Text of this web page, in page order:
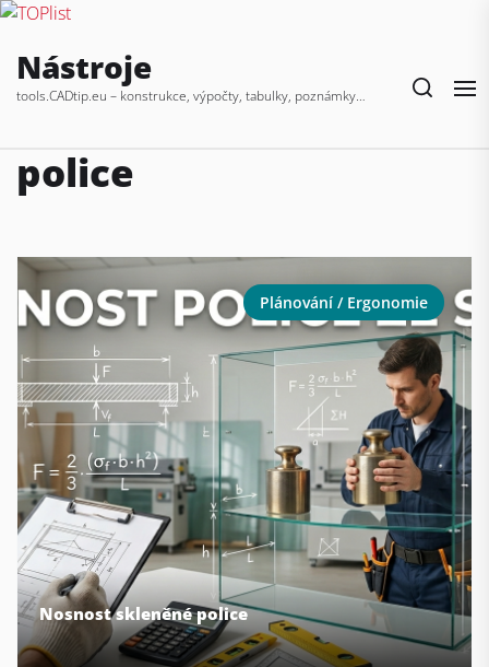
the
Nástroje
tools.CADtip.eu – konstrukce, výpočty, tabulky, poznámky…
police
Plánování / Ergonomie
Nosnost skleněné police